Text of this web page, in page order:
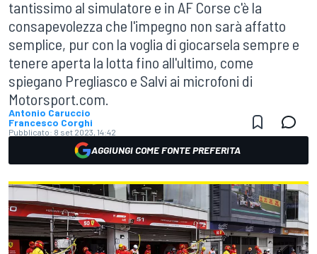
tantissimo al simulatore e in AF Corse c'è la
consapevolezza che l'impegno non sarà affatto
semplice, pur con la voglia di giocarsela sempre e
tenere aperta la lotta fino all'ultimo, come
spiegano Pregliasco e Salvi ai microfoni di
Motorsport.com.
Antonio Caruccio
Francesco Corghi
Pubblicato: 8 set 2023, 14:42
AGGIUNGI COME FONTE PREFERITA